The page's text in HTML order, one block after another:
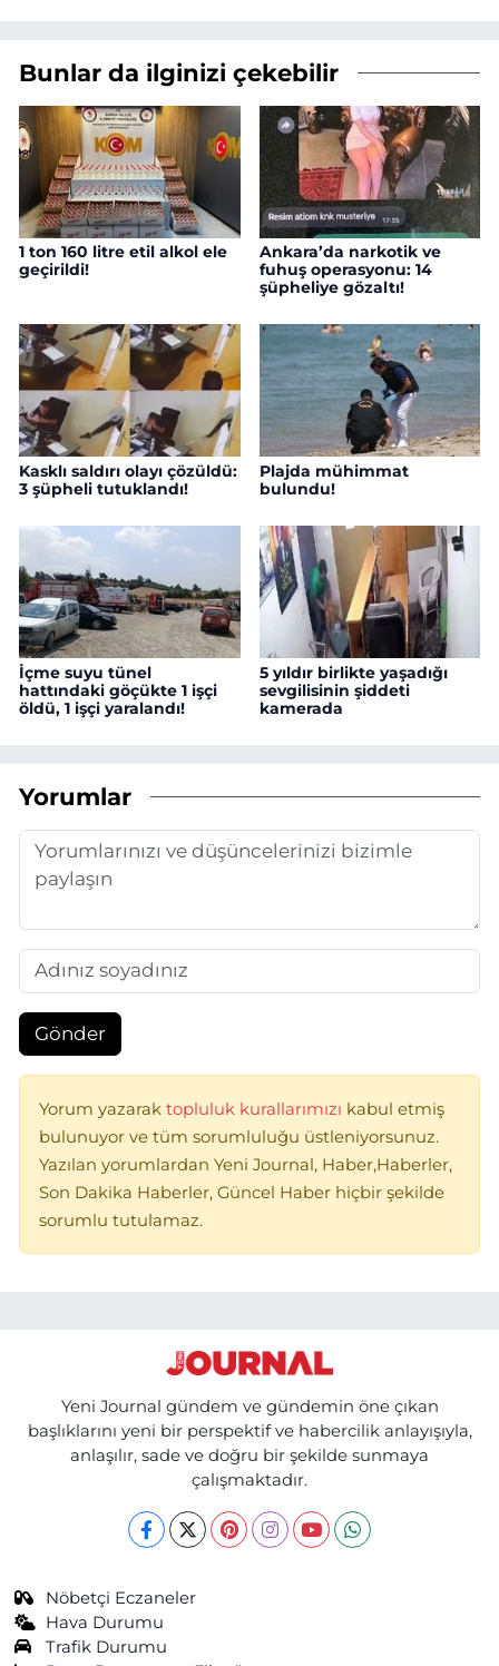
Bunlar da ilginizi çekebilir
1 ton 160 litre etil alkol ele
geçirildi!
Ankara’da narkotik ve
fuhuş operasyonu: 14
şüpheliye gözaltı!
Kasklı saldırı olayı çözüldü:
3 şüpheli tutuklandı!
Plajda mühimmat
bulundu!
İçme suyu tünel
hattındaki göçükte 1 işçi
öldü, 1 işçi yaralandı!
5 yıldır birlikte yaşadığı
sevgilisinin şiddeti
kamerada
Yorumlar
Gönder
Yorum yazarak topluluk kurallarımızı kabul etmiş
bulunuyor ve tüm sorumluluğu üstleniyorsunuz.
Yazılan yorumlardan Yeni Journal, Haber,Haberler,
Son Dakika Haberler, Güncel Haber hiçbir şekilde
sorumlu tutulamaz.
Yeni Journal gündem ve gündemin öne çıkan
başlıklarını yeni bir perspektif ve habercilik anlayışıyla,
anlaşılır, sade ve doğru bir şekilde sunmaya
çalışmaktadır.
Nöbetçi Eczaneler
Hava Durumu
Trafik Durumu